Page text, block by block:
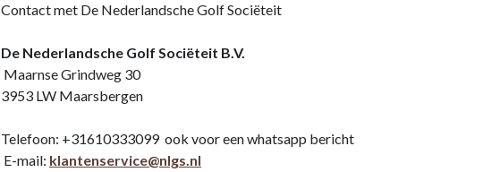
Contact met De Nederlandsche Golf Sociëteit
De Nederlandsche Golf Sociëteit B.V.
Maarnse Grindweg 30
​3953 LW Maarsbergen
Telefoon: +31610333099 ook voor een whatsapp bericht
E-mail: klantenservice@nlgs.nl